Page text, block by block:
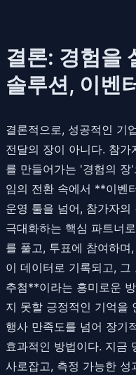
결론: 경험을
솔루션, 이벤
결론적으로, 성공적인 기
전달의 장이 아니다. 참
를 만들어가는 '경험의
임의 전환 속에서 **이벤
운영 툴을 넘어, 참가자
극대화하는 핵심 파트너
를 풀고, 투표에 참여하
이 데이터로 기록되고,
추첨**이라는 흥미로운
지 못할 긍정적인 기억을
행사 만족도를 넘어 장기
효과적인 방법이다. 지금
사로잡고, 측정 가능한